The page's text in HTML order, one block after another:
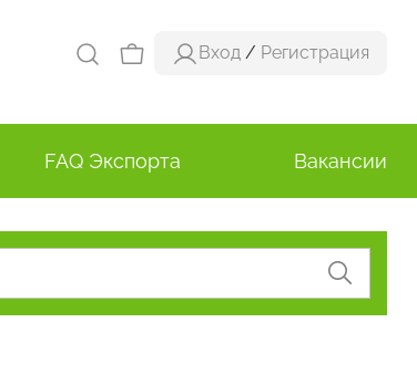
Вход / Регистрация
FAQ Экспорта Вакансии